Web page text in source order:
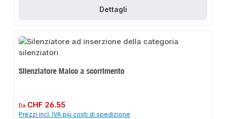
Dettagli
Silenziatore Maico a scorrimento
Prezzo normale:
Da CHF 26.55
Prezzi incl. IVA più costi di spedizione